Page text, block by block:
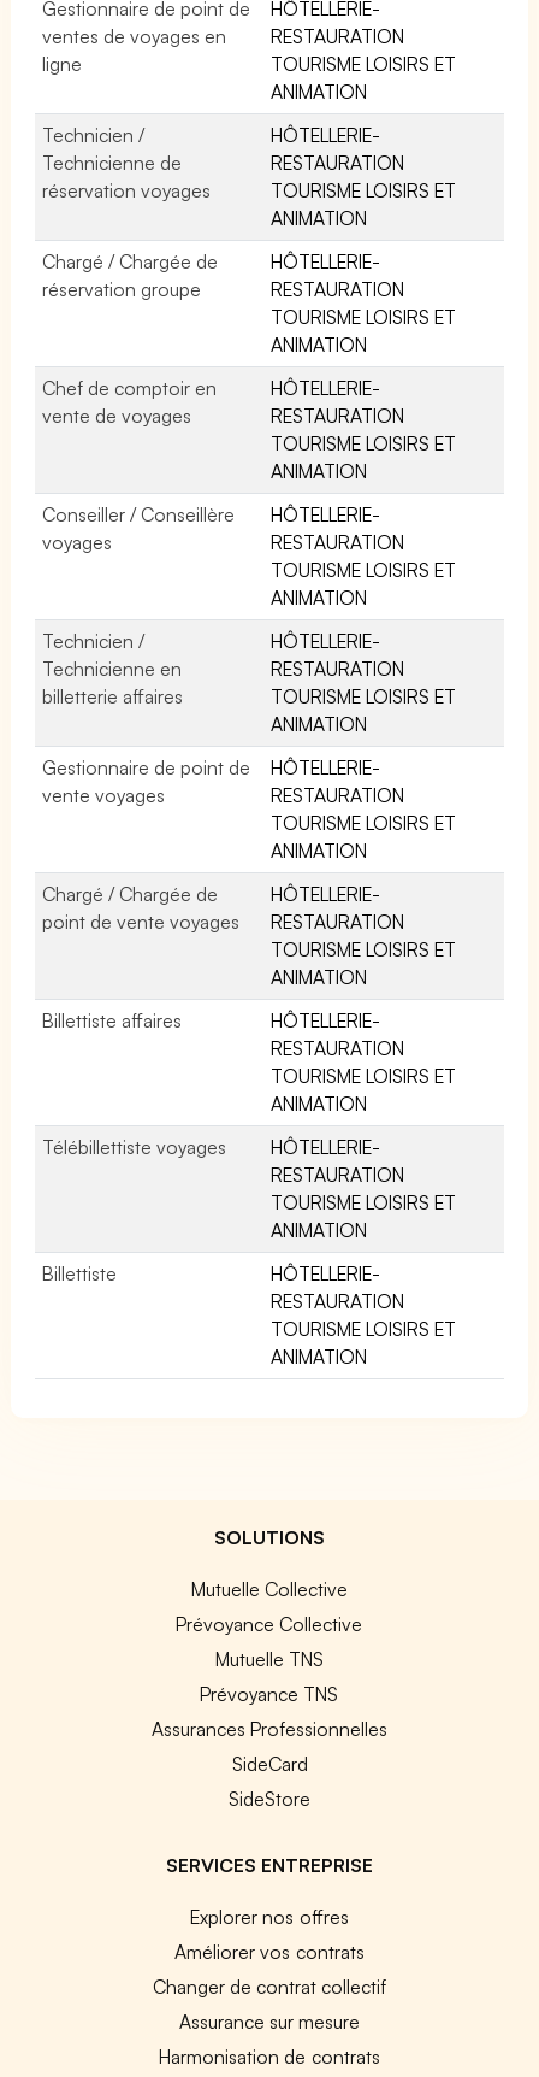
Gestionnaire de point de
ventes de voyages en
ligne
HÔTELLERIE-
RESTAURATION
TOURISME LOISIRS ET
ANIMATION
Technicien /
Technicienne de
réservation voyages
HÔTELLERIE-
RESTAURATION
TOURISME LOISIRS ET
ANIMATION
Chargé / Chargée de
réservation groupe
HÔTELLERIE-
RESTAURATION
TOURISME LOISIRS ET
ANIMATION
Chef de comptoir en
vente de voyages
HÔTELLERIE-
RESTAURATION
TOURISME LOISIRS ET
ANIMATION
Conseiller / Conseillère
voyages
HÔTELLERIE-
RESTAURATION
TOURISME LOISIRS ET
ANIMATION
Technicien /
Technicienne en
billetterie affaires
HÔTELLERIE-
RESTAURATION
TOURISME LOISIRS ET
ANIMATION
Gestionnaire de point de
vente voyages
HÔTELLERIE-
RESTAURATION
TOURISME LOISIRS ET
ANIMATION
Chargé / Chargée de
point de vente voyages
HÔTELLERIE-
RESTAURATION
TOURISME LOISIRS ET
ANIMATION
Billettiste affaires
HÔTELLERIE-
RESTAURATION
TOURISME LOISIRS ET
ANIMATION
Télébillettiste voyages
HÔTELLERIE-
RESTAURATION
TOURISME LOISIRS ET
ANIMATION
Billettiste
HÔTELLERIE-
RESTAURATION
TOURISME LOISIRS ET
ANIMATION
SOLUTIONS
Mutuelle Collective
Prévoyance Collective
Mutuelle TNS
Prévoyance TNS
Assurances Professionnelles
SideCard
SideStore
SERVICES ENTREPRISE
Explorer nos offres
Améliorer vos contrats
Changer de contrat collectif
Assurance sur mesure
Harmonisation de contrats